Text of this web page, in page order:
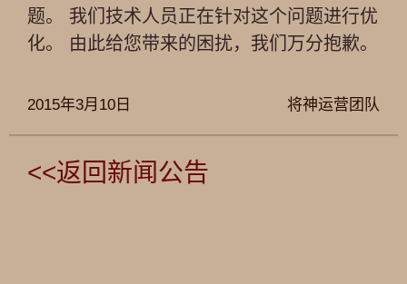
题。 我们技术人员正在针对这个问题进行优
化。 由此给您带来的困扰，我们万分抱歉。
将神运营团队
2015年3月10日
<<返回新闻公告